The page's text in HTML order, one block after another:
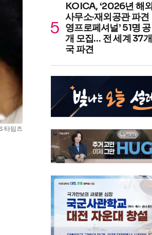
타임즈
KOICA, ‘2026년 해외
사무소·재외공관 파견
영프로페셔널’ 51명 공
개 모집… 전 세계 37개
국 파견